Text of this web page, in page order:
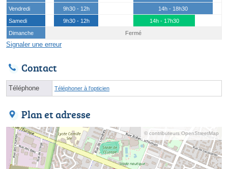
Vendredi
9h30 - 12h
14h - 18h30
Samedi
9h30 - 12h
14h - 17h30
Dimanche
Fermé
Signaler une erreur
Contact
Téléphone Téléphoner à l'opticien
Plan et adresse
© contributeurs OpenStreetMap